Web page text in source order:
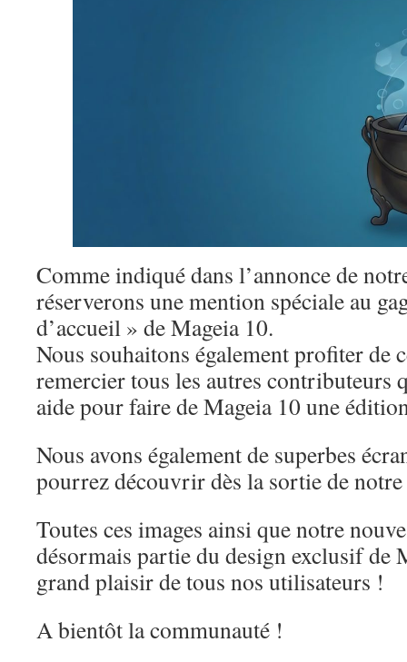
Comme indiqué dans l’annonce de
réserverons une mention spéciale au
d’accueil » de Mageia 10.
Nous souhaitons également profiter de
remercier tous les autres contributeurs
aide pour faire de Mageia 10 une
Nous avons également de superbes
pourrez découvrir dès la sortie de
Toutes ces images ainsi que notre
désormais partie du design exclusif de
grand plaisir de tous nos utilisateurs !
A bientôt la communauté !